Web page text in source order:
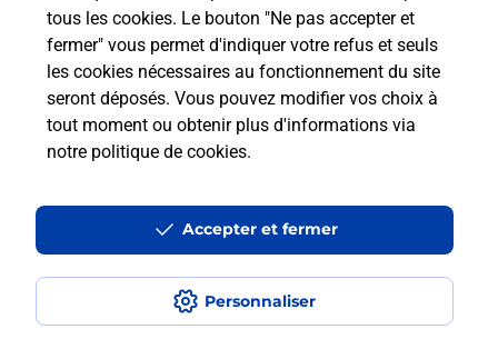
tous les cookies. Le bouton "Ne pas accepter et
fermer" vous permet d'indiquer votre refus et seuls
les cookies nécessaires au fonctionnement du site
seront déposés. Vous pouvez modifier vos choix à
tout moment ou obtenir plus d'informations via
notre politique de cookies.
Personnaliser
Accepter et fermer
numéro de mobile gratuitement ?
Est-ce que je peux bénéficier de la 5G
avec La Poste Mobile ?
Est-ce que je peux utiliser mon forfait
Est-ce que je peux payer mon iPhone
en plusieurs fois avec La Poste Mobile